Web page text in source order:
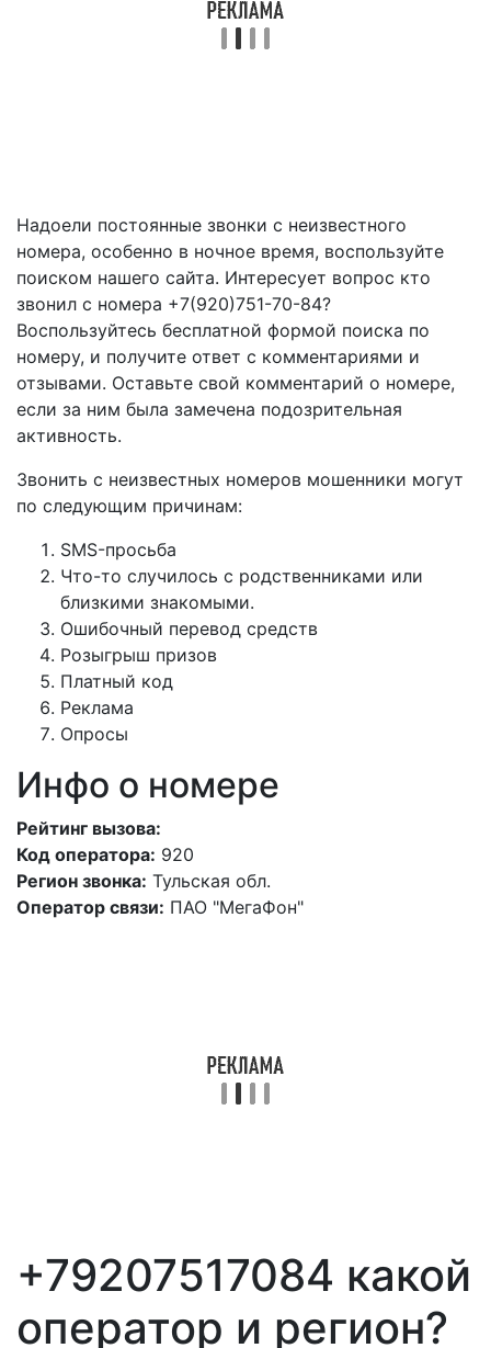
Надоели постоянные звонки с неизвестного
номера, особенно в ночное время, воспользуйте
поиском нашего сайта. Интересует вопрос кто
звонил с номера +7(920)751-70-84?
Воспользуйтесь бесплатной формой поиска по
номеру, и получите ответ с комментариями и
отзывами. Оставьте свой комментарий о номере,
если за ним была замечена подозрительная
активность.
Звонить с неизвестных номеров мошенники могут
по следующим причинам:
SMS-просьба
Что-то случилось с родственниками или
близкими знакомыми.
Ошибочный перевод средств
Розыгрыш призов
Платный код
Реклама
Опросы
Инфо о номере
Рейтинг вызова:
Код оператора: 920
Регион звонка: Тульская обл.
Оператор связи: ПАО "МегаФон"
+79207517084 какой
оператор и регион?